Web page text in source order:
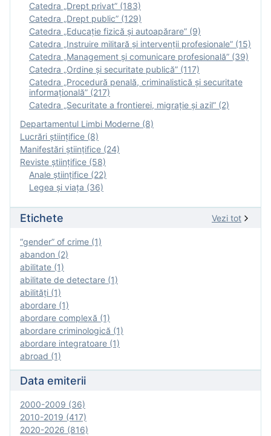
Catedra „Drept privat” (183)
Catedra „Drept public” (129)
Catedra „Educație fizică şi autoapărare” (9)
Catedra „Instruire militară şi intervenţii profesionale” (15)
Catedra „Management și comunicare profesională” (39)
Catedra „Ordine și securitate publică” (117)
Catedra „Procedură penală, criminalistică și securitate
informațională” (217)
Catedra „Securitate a frontierei, migrație și azil” (2)
Departamentul Limbi Moderne (8)
Lucrări științifice (8)
Manifestări ştiinţifice (24)
Reviste ştiinţifice (58)
Anale ştiinţifice (22)
Legea şi viaţa (36)
Etichete Vezi tot
“gender” of crime (1)
abandon (2)
abilitate (1)
abilitate de detectare (1)
abilităţi (1)
abordare (1)
abordare complexă (1)
abordare criminologică (1)
abordare integratoare (1)
abroad (1)
Data emiterii
2000-2009 (36)
2010-2019 (417)
2020-2026 (816)